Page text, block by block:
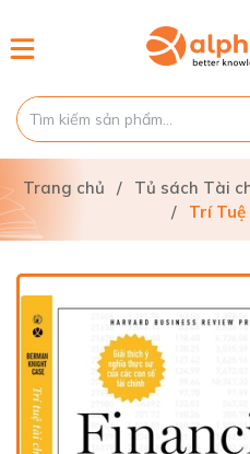
Trang chủ /
Tủ sách Tài
/
Trí Tuệ